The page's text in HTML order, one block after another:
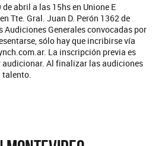
abril a las 15hs en Unione E
Tte. Gral. Juan D. Perón 1362 de
Audiciones Generales convocadas por
sólo hay que incribirse vía
La inscripción previa es
Al finalizar las audiciones
talento.